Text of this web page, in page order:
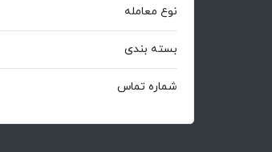
نوع معامله
بسته بندی
شماره تماس